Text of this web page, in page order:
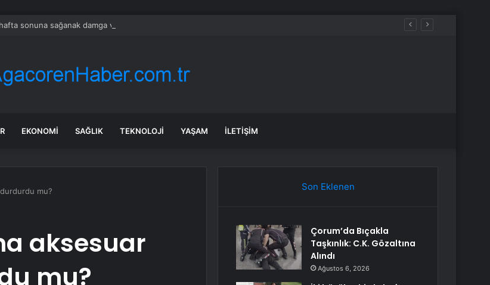
sonuna sağanak damga vurdu: Yollar kapandı, araçlar mahsur kaldı
EKONOMI SAĞLIK TEKNOLOJI YAŞAM İLETIŞIM
mu?
aksesuar
mu?
Son Eklenen
Çorum’da Bıçakla
Taşkınlık: C.K. Gözaltına
Alındı
Ağustos 6, 2026